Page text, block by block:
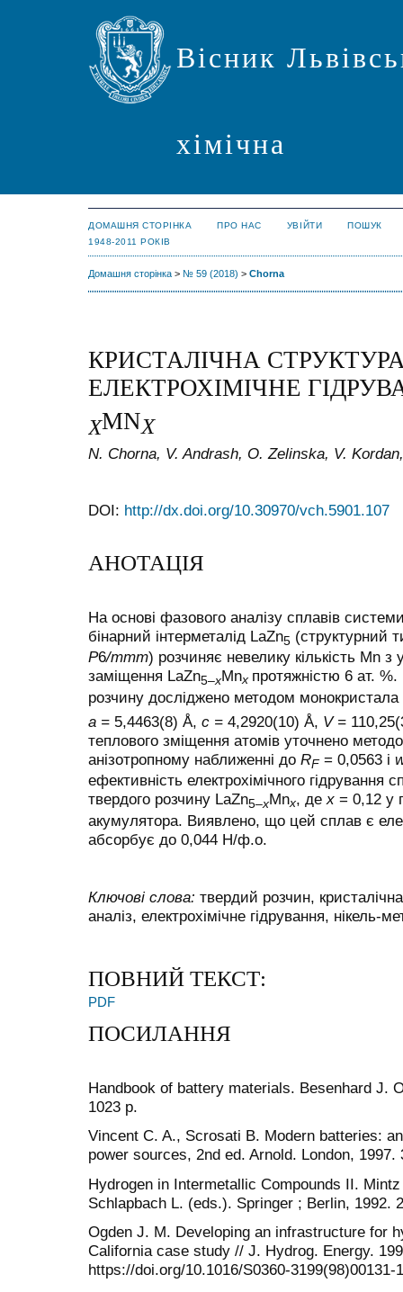
Вісник
хімічна
ДОМАШНЯ СТОРІНКА ПРО НАС УВІЙТИ
ПОШУК
1948-2011 РОКІВ
Домашня сторінка > № 59 (2018) > Chorna
КРИСТАЛІЧНА
ЕЛЕКТРОХІМІЧНЕ
ХMNX
N. Chorna, V. Andrash, О. Zelinska, V.
DOI: http://dx.doi.org/10.30970/vch.5901.107
АНОТАЦІЯ
На основі фазового аналізу сплавів
бінарний інтерметалід LaZn5 (структурний
P6/mmm) розчиняє невелику кількість Mn
заміщення LaZn5–xMnx протяжністю 6 ат. %.
розчину досліджено методом
a = 5,4463(8) Å, c = 4,2920(10) Å, V =
теплового зміщення атомів уточнено
анізотропному наближенні до RF = 0,0563 і
ефективність електрохімічного гідрування
твердого розчину LaZn5–xMnx, деx = 0,12 у
акумулятора. Виявлено, що цей сплав є
абсорбує до 0,044 Н/ф.о.
Ключові слова: твердий розчин,
аналіз, електрохімічне гідрування, нікель-
ПОВНИЙ ТЕКСТ:
PDF
ПОСИЛАННЯ
Handbook of battery materials. Besenhard J.
1023 p.
Vincent C. A., Scrosati B. Modern batteries:
power sources, 2nd ed. Arnold. London, 1997.
Hydrogen in Intermetallic Compounds II.
Schlapbach L. (eds.). Springer ; Berlin, 1992.
Ogden J. M. Developing an infrastructure for
California case study // J. Hydrog. Energy.
https://doi.org/10.1016/S0360-3199(98)00131-1